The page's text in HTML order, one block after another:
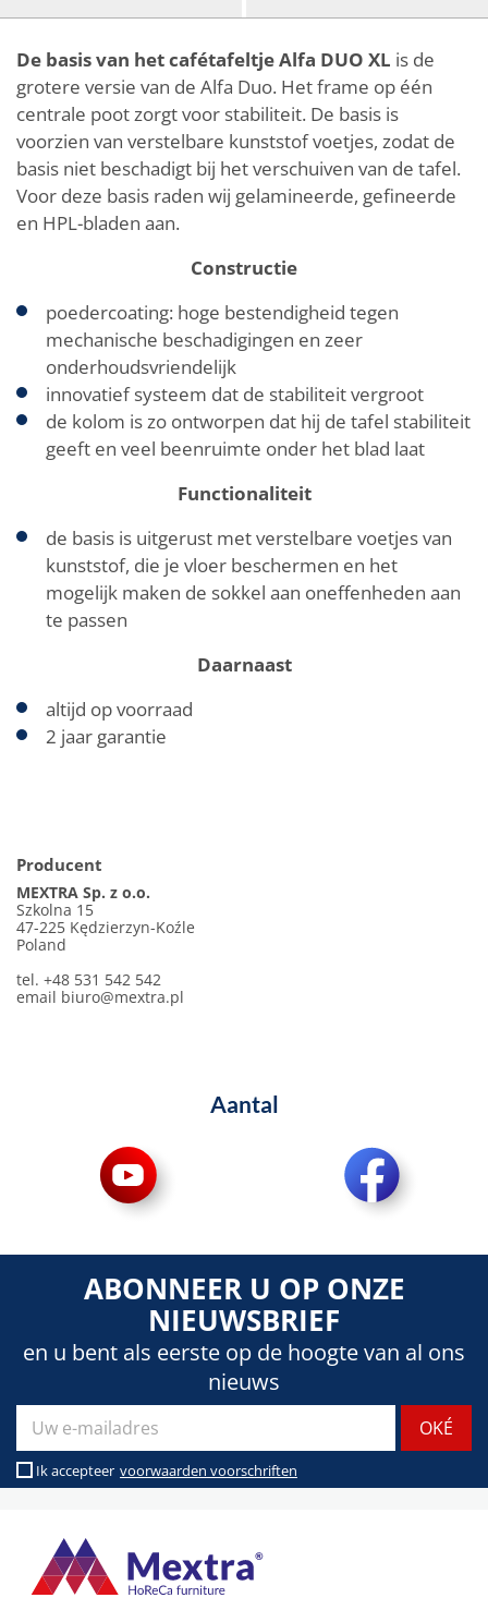
De basis van het cafétafeltje Alfa DUO XL is de
grotere versie van de Alfa Duo. Het frame op één
centrale poot zorgt voor stabiliteit. De basis is
voorzien van verstelbare kunststof voetjes, zodat de
basis niet beschadigt bij het verschuiven van de tafel.
Voor deze basis raden wij gelamineerde, gefineerde
en HPL-bladen aan.
Constructie
poedercoating: hoge bestendigheid tegen
mechanische beschadigingen en zeer
onderhoudsvriendelijk
innovatief systeem dat de stabiliteit vergroot
de kolom is zo ontworpen dat hij de tafel stabiliteit
geeft en veel beenruimte onder het blad laat
Functionaliteit
de basis is uitgerust met verstelbare voetjes van
kunststof, die je vloer beschermen en het
mogelijk maken de sokkel aan oneffenheden aan
te passen
Daarnaast
altijd op voorraad
2 jaar garantie
Producent
MEXTRA Sp. z o.o.
Szkolna 15
47-225 Kędzierzyn-Koźle
Poland
tel. +48 531 542 542
email biuro@mextra.pl
Aantal
ABONNEER U OP ONZE
NIEUWSBRIEF
en u bent als eerste op de hoogte van al ons
nieuws
Ik accepteer voorwaarden voorschriften